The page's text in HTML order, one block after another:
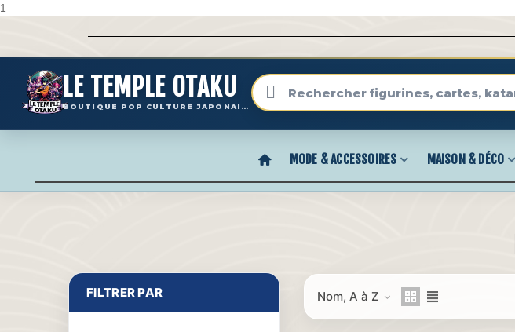
1
LE TEMPLE OTAKU
BOUTIQUE POP CULTURE JAPONAISE
MODE & ACCESSOIRES MAISON & DÉCO
FILTRER PAR Nom, A à Z